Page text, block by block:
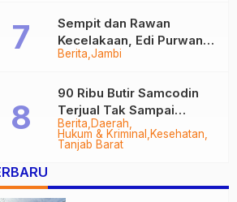
Berita Jambi
Sempit dan Rawan
Kecelakaan, Edi Purwanto
Targetkan Jalan Lintas
2028
Berita Daerah
Hukum & Kriminal
Kesehatan
Tanjab Barat
90 Ribu Butir Samcodin
Terjual Tak Sampai
Setahun, Indra Safari
Desak Audit Menyeluruh